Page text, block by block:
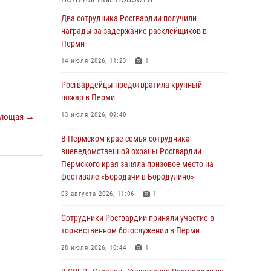
→
В Пермском крае семья сотрудника
вневедомственной охраны Росгвардии
Пермского края заняла призовое место на
фестивале «Бородачи в Бородулино»
В Пермском крае росгвардейцы провели
Росгвардеец спас тонущую женщину в
Пермском крае
30 июля 2026, 05:19
торжественном богослужении в Перми
28 июля 2026, 10:44 1
Два сотрудника Росгвардии получили
награды за задержание расклейщиков в
Перми
14 июля 2026, 11:23 1
Росгвардейцы предотвратила крупный
пожар в Перми
13 июля 2026, 09:40
В Пермском крае семья сотрудника
вневедомственной охраны Росгвардии
Пермского края заняла призовое место на
фестивале «Бородачи в Бородулино»
03 августа 2026, 11:06 1
Сотрудники Росгвардии приняли участие в
торжественном богослужении в Перми
28 июля 2026, 10:44 1